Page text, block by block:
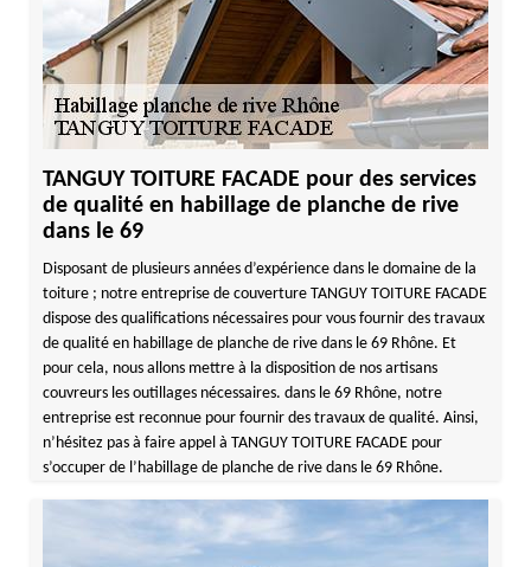
TANGUY TOITURE FACADE pour des services
de qualité en habillage de planche de rive
dans le 69
Disposant de plusieurs années d’expérience dans le domaine de la
toiture ; notre entreprise de couverture TANGUY TOITURE FACADE
dispose des qualifications nécessaires pour vous fournir des travaux
de qualité en habillage de planche de rive dans le 69 Rhône. Et
pour cela, nous allons mettre à la disposition de nos artisans
couvreurs les outillages nécessaires. dans le 69 Rhône, notre
entreprise est reconnue pour fournir des travaux de qualité. Ainsi,
n’hésitez pas à faire appel à TANGUY TOITURE FACADE pour
s’occuper de l’habillage de planche de rive dans le 69 Rhône.